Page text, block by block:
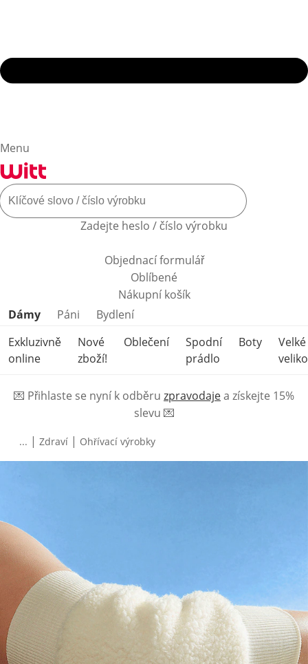
Menu
Zadejte heslo / číslo výrobku
Objednací formulář
Oblíbené
Nákupní košík
Přeskočit kategorie produktů
Dámy Páni
Bydlení
Exkluzivně
online
Nové
zboží!
Oblečení
Spodní
prádlo
Boty
Velké
💌 Přihlaste se nyní k odběru zpravodajea získejte 15%
slevu 💌
... | Zdraví | Ohřívací výrobky